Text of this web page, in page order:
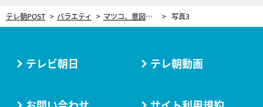
テレ朝POST バラエティ マツコ、意図せずダジャレをかましオロオロ…ケンタッキーに“一石二鳥”な商品をプレゼン 写真3
テレビ朝日 テレ朝動画